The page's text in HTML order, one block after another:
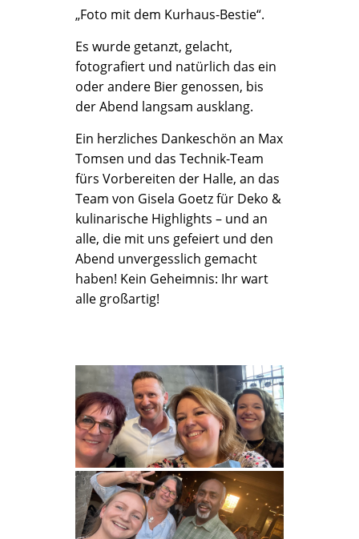
„Foto mit dem Kurhaus-Bestie“.
Es wurde getanzt, gelacht,
fotografiert und natürlich das ein
oder andere Bier genossen, bis
der Abend langsam ausklang.
Ein herzliches Dankeschön an Max
Tomsen und das Technik-Team
fürs Vorbereiten der Halle, an das
Team von Gisela Goetz für Deko &
kulinarische Highlights – und an
alle, die mit uns gefeiert und den
Abend unvergesslich gemacht
haben! Kein Geheimnis: Ihr wart
alle großartig!